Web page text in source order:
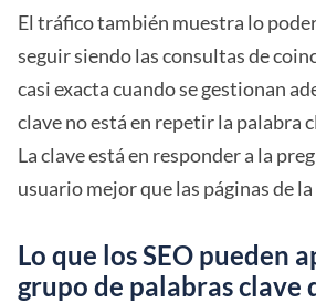
El tráfico también muestra lo
seguir siendo las consultas de
casi exacta cuando se gestionan
clave no está en repetir la palabra
La clave está en responder a la
usuario mejor que las páginas de
Lo que los SEO pueden
grupo de palabras clave